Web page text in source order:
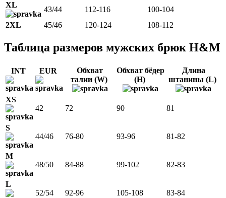
XL
43/44 112-116
100-104
2XL
45/46 120-124 108-112
Таблица размеров мужских брюк H&M
INT EUR
Обхват
талии (W)
Обхват бёдер
(H)
Длина
штанины (L)
XS
42
72 90 81
S
44/46
76-80 93-96 81-82
M
48/50
84-88 99-102 82-83
L
52/54
92-96 105-108 83-84